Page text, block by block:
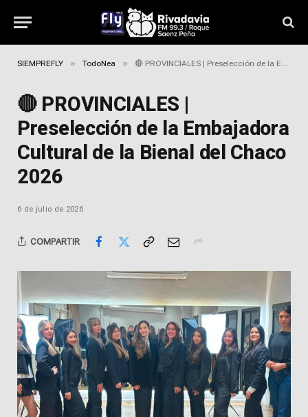
SIEMPREFLY » TodoNea » 🔴 PROVINCIALES | Preselección de la Embajadora Cultural de la Bienal del Chaco 2026
🔴 PROVINCIALES |
Preselección de la Embajadora
Cultural de la Bienal del Chaco
2026
6 de julio de 2026
COMPARTIR